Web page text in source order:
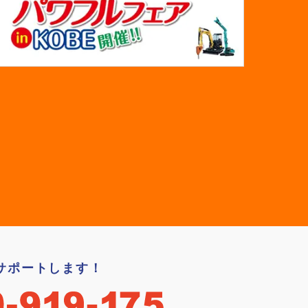
ポートします！